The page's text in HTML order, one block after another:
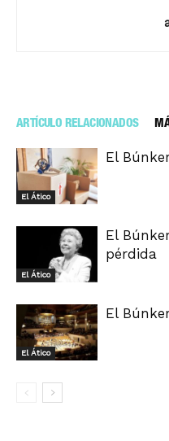
ARTÍCULO RELACIONADOS
El Ático
El
El Ático
El
pérdida
El Ático
El